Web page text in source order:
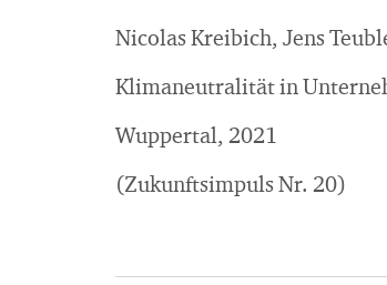
Nicolas Kreibich, Jens
Klimaneutralität in
Wuppertal, 2021
(Zukunftsimpuls Nr. 20)